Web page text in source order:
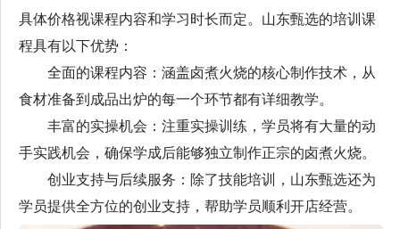
具体价格视课程内容和学习时长而定。山东甄选的培训课
程具有以下优势：
全面的课程内容：涵盖卤煮火烧的核心制作技术，从
食材准备到成品出炉的每一个环节都有详细教学。
丰富的实操机会：注重实操训练，学员将有大量的动
手实践机会，确保学成后能够独立制作正宗的卤煮火烧。
创业支持与后续服务：除了技能培训，山东甄选还为
学员提供全方位的创业支持，帮助学员顺利开店经营。